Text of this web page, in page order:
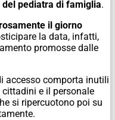
pediatra di famiglia.
il giorno
la data, infatti,
promosse dalle
accesso comporta inutili
e il personale
si ripercuotono poi su